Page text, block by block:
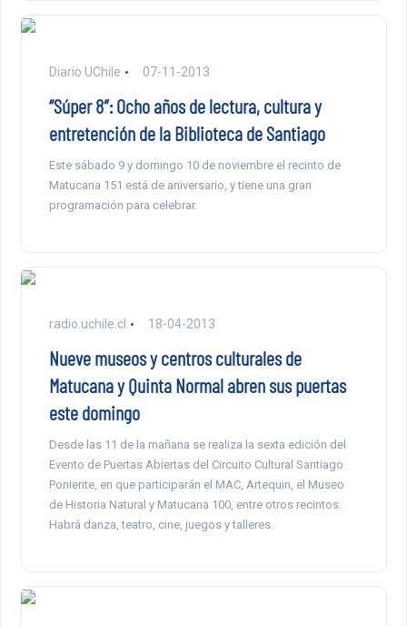
Diario UChile 07-11-2013
“Súper 8″: Ocho años de lectura, cultura y
entretención de la Biblioteca de Santiago
Este sábado 9 y domingo 10 de noviembre el recinto de
Matucana 151 está de aniversario, y tiene una gran
programación para celebrar.
radio.uchile.cl 18-04-2013
Nueve museos y centros culturales de
Matucana y Quinta Normal abren sus puertas
este domingo
Desde las 11 de la mañana se realiza la sexta edición del
Evento de Puertas Abiertas del Circuito Cultural Santiago
Poniente, en que participarán el MAC, Artequin, el Museo
de Historia Natural y Matucana 100, entre otros recintos.
Habrá danza, teatro, cine, juegos y talleres.